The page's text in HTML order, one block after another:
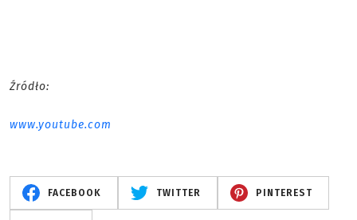
Źródło:
www.youtube.com
FACEBOOK TWITTER PINTEREST